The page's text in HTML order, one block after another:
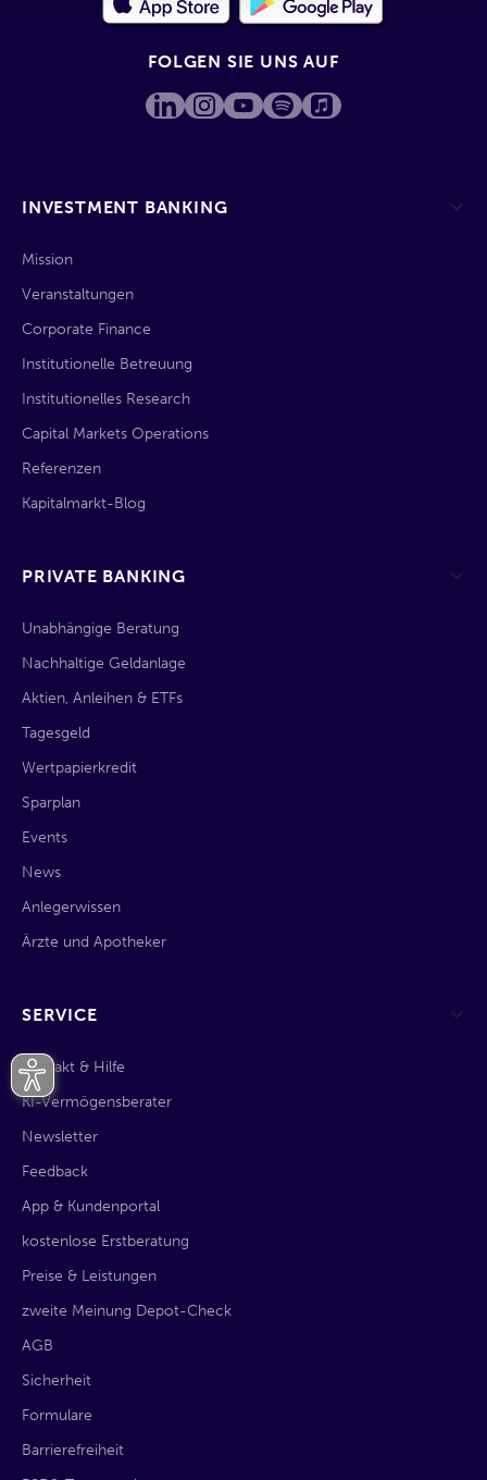
INVESTMENT BANKING
Mission
Veranstaltungen
Corporate Finance
Institutionelle Betreuung
Institutionelles Research
Capital Markets Operations
Referenzen
Kapitalmarkt-Blog
PRIVATE BANKING
Unabhängige Beratung
Nachhaltige Geldanlage
Aktien, Anleihen & ETFs
Tagesgeld
Wertpapierkredit
Sparplan
Events
News
Anlegerwissen
Ärzte und Apotheker
SERVICE
Kontakt & Hilfe
KI-Vermögensberater
Newsletter
Feedback
App & Kundenportal
kostenlose Erstberatung
Preise & Leistungen
zweite Meinung Depot-Check
AGB
Sicherheit
Formulare
Barrierefreiheit
FOLGEN SIE UNS AUF